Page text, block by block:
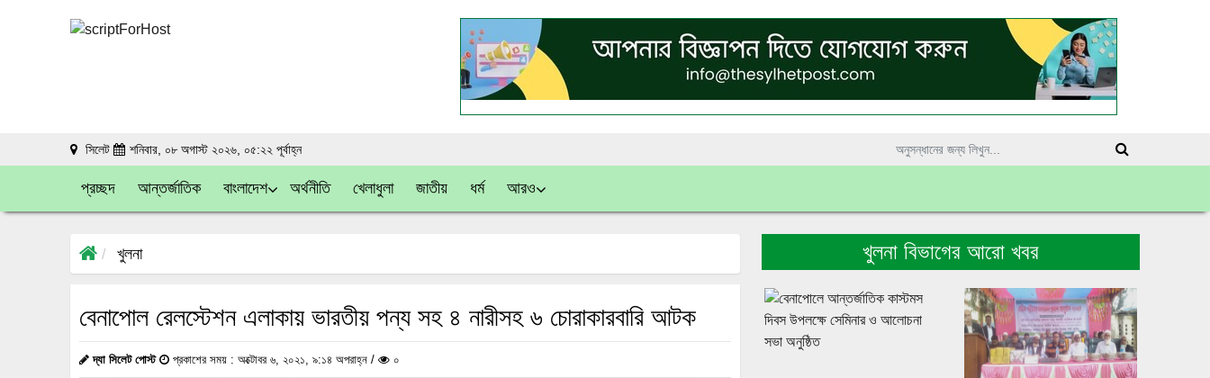
সিলেট শনিবার, ০৮ অগাস্ট ২০২৬, ০৫:২২ পূর্বাহ্ন
প্রচ্ছদ আন্তর্জাতিক বাংলাদেশ অর্থনীতি খেলাধুলা জাতীয় ধর্ম আরও
খুলনা
বেনাপোল রেলস্টেশন এলাকায় ভারতীয় পন্য সহ ৪ নারীসহ ৬ চোরাকারবারি আটক
দ্যা সিলেট পোস্ট প্রকাশের সময় : অক্টোবর ৬, ২০২১, ৯:১৪ অপরাহ্ন / ০
খুলনা বিভাগের আরো খবর